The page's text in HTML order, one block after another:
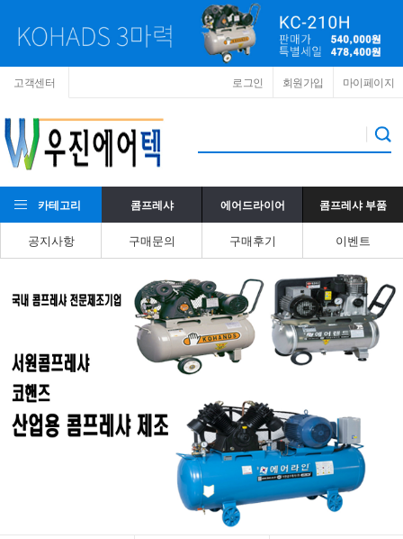
고객센터 마이페이지
회원가입
로그인
카테고리 콤프레샤 에어드라이어 콤프레샤 부품
공지사항 구매문의 구매후기 이벤트